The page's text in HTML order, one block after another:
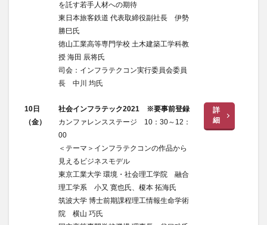
を託す若手人材への期待
東日本旅客鉄道 代表取締役副社長 伊勢
勝巳氏
徳山工業高等専門学校 土木建築工学科教
授 海田 辰将氏
司会：インフラテクコン実行委員会委員
長 中川 均氏
10日
（金）
社会インフラテック2021 ※要事前登録
カンファレンスステージ 10：30～12：
00
＜テーマ＞インフラテクコンの作品から
見えるビジネスモデル
東京工業大学 環境・社会理工学院 融合
理工学系 小又 寛也氏、榎本 拓海氏
筑波大学 博士前期課程理工情報生命学術
院 横山 巧氏
詳
細